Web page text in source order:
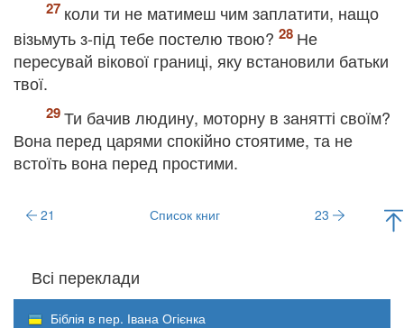
коли ти не матимеш чим заплатити, нащо
візьмуть з-під тебе постелю твою?
Не
пересувай вікової границі, яку встановили батьки
твої.
Ти бачив людину, моторну в занятті своїм?
Вона перед царями спокійно стоятиме, та не
встоїть вона перед простими.
21 Список книг 23
Всі переклади
Біблія в пер. Івана Огієнка